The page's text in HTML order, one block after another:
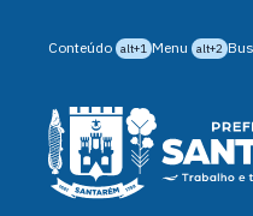
Conteúdo alt+1 Menu alt+2